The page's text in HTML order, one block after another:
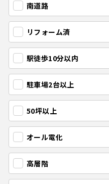
南道路
リフォーム済
駅徒歩10分以内
駐車場2台以上
50坪以上
オール電化
高層階